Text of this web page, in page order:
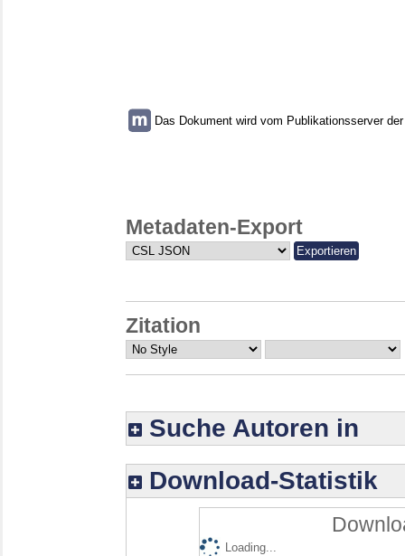
Das Dokument wird vom Publikationsserver
Metadaten-Export
Zitation
Suche Autoren in
Download-Statistik
Loading...